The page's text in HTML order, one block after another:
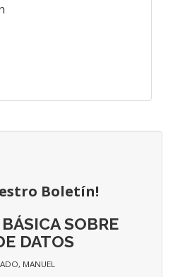
Boletín!
SOBRE
DATOS
MANUEL